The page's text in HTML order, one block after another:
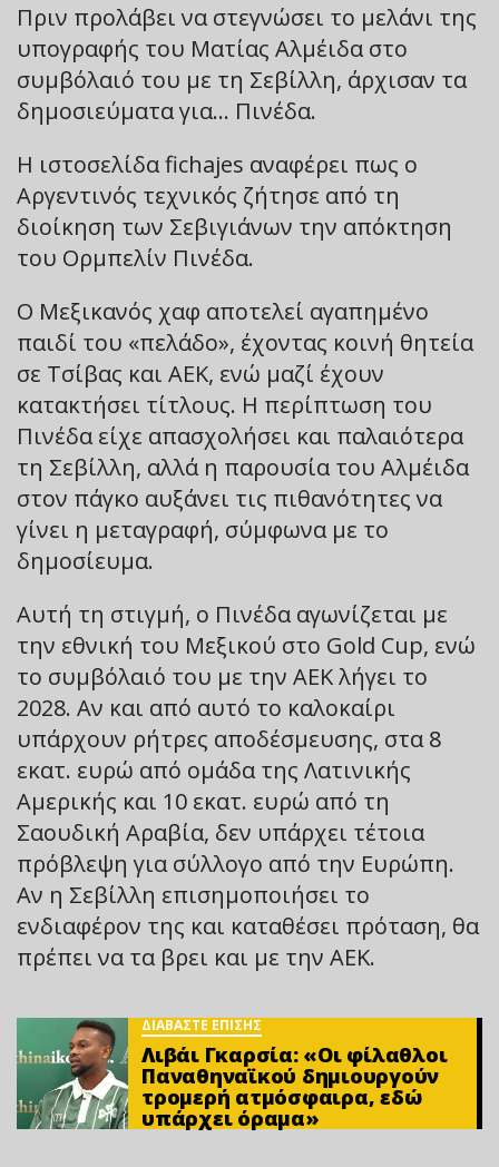
Πριν προλάβει να στεγνώσει το μελάνι της
υπογραφής του Ματίας Αλμέιδα στο
συμβόλαιό του με τη Σεβίλλη, άρχισαν τα
δημοσιεύματα για… Πινέδα.
Η ιστοσελίδα fichajes αναφέρει πως ο
Αργεντινός τεχνικός ζήτησε από τη
διοίκηση των Σεβιγιάνων την απόκτηση
του Ορμπελίν Πινέδα.
Ο Μεξικανός χαφ αποτελεί αγαπημένο
παιδί του «πελάδο», έχοντας κοινή θητεία
σε Τσίβας και ΑΕΚ, ενώ μαζί έχουν
κατακτήσει τίτλους. Η περίπτωση του
Πινέδα είχε απασχολήσει και παλαιότερα
τη Σεβίλλη, αλλά η παρουσία του Αλμέιδα
στον πάγκο αυξάνει τις πιθανότητες να
γίνει η μεταγραφή, σύμφωνα με το
δημοσίευμα.
Αυτή τη στιγμή, ο Πινέδα αγωνίζεται με
την εθνική του Μεξικού στο Gold Cup, ενώ
το συμβόλαιό του με την ΑΕΚ λήγει το
2028. Αν και από αυτό το καλοκαίρι
υπάρχουν ρήτρες αποδέσμευσης, στα 8
εκατ. ευρώ από ομάδα της Λατινικής
Αμερικής και 10 εκατ. ευρώ από τη
Σαουδική Αραβία, δεν υπάρχει τέτοια
πρόβλεψη για σύλλογο από την Ευρώπη.
Αν η Σεβίλλη επισημοποιήσει το
ενδιαφέρον της και καταθέσει πρόταση, θα
πρέπει να τα βρει και με την ΑΕΚ.
ΔΙΑΒΑΣΤΕ ΕΠΙΣΗΣ
Λιβάι Γκαρσία: «Οι φίλαθλοι
Παναθηναϊκού δημιουργούν
τρομερή ατμόσφαιρα, εδώ
υπάρχει όραμα»